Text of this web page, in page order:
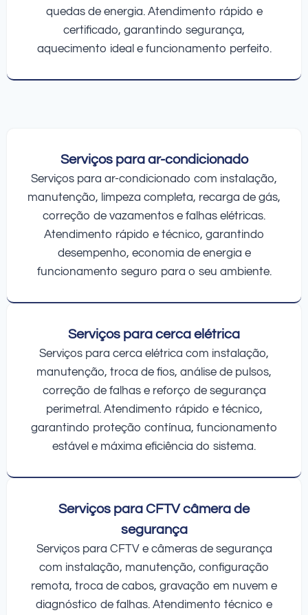
quedas de energia. Atendimento rápido e
certificado, garantindo segurança,
aquecimento ideal e funcionamento perfeito.
Serviços para ar-condicionado
Serviços para ar-condicionado com instalação,
manutenção, limpeza completa, recarga de gás,
correção de vazamentos e falhas elétricas.
Atendimento rápido e técnico, garantindo
desempenho, economia de energia e
funcionamento seguro para o seu ambiente.
Serviços para cerca elétrica
Serviços para cerca elétrica com instalação,
manutenção, troca de fios, análise de pulsos,
correção de falhas e reforço de segurança
perimetral. Atendimento rápido e técnico,
garantindo proteção contínua, funcionamento
estável e máxima eficiência do sistema.
Serviços para CFTV câmera de
segurança
Serviços para CFTV e câmeras de segurança
com instalação, manutenção, configuração
remota, troca de cabos, gravação em nuvem e
diagnóstico de falhas. Atendimento técnico e